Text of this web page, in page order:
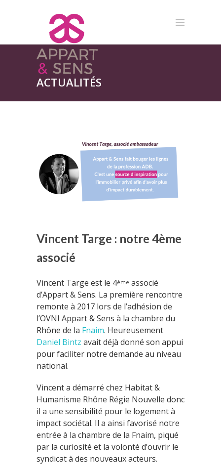
ACTUALITÉS
Vincent Targe : notre 4ème
associé
Vincent Targe est le 4ème associé
d’Appart & Sens. La première rencontre
remonte à 2017 lors de l’adhésion de
l’OVNI Appart & Sens à la chambre du
Rhône de la Fnaim. Heureusement
Daniel Bintz avait déjà donné son appui
pour faciliter notre demande au niveau
national.
Vincent a démarré chez Habitat &
Humanisme Rhône Régie Nouvelle donc
il a une sensibilité pour le logement à
impact sociétal. Il a ainsi favorisé notre
entrée à la chambre de la Fnaim, piqué
par la curiosité et la volonté d’ouvrir le
syndicat à des nouveaux acteurs.